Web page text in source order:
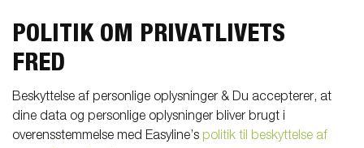
POLITIK OM PRIVATLIVETS
FRED
Beskyttelse af personlige oplysninger & Du accepterer, at
dine data og personlige oplysninger bliver brugt i
overensstemmelse med Easyline’s politik til beskyttelse af